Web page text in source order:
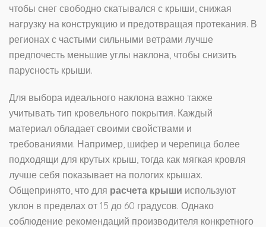
чтобы снег свободно скатывался с крыши, снижая
нагрузку на конструкцию и предотвращая протекания. В
регионах с частыми сильными ветрами лучше
предпочесть меньшие углы наклона, чтобы снизить
парусность крыши.
Для выбора идеального наклона важно также
учитывать тип кровельного покрытия. Каждый
материал обладает своими свойствами и
требованиями. Например, шифер и черепица более
подходящи для крутых крыш, тогда как мягкая кровля
лучше себя показывает на пологих крышах.
Общепринято, что для расчета крыши используют
уклон в пределах от 15 до 60 градусов. Однако
соблюдение рекомендаций производителя конкретного